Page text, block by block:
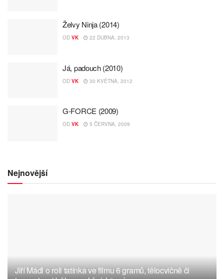
Želvy Ninja (2014)
OD VK 22 DUBNA, 2013
Já, padouch (2010)
OD VK 30 KVĚTNA, 2012
G-FORCE (2009)
OD VK 5 ČERVNA, 2009
Nejnovější
Jiří Mádl o roli tatínka ve filmu 6 gramů, tělocvičně či